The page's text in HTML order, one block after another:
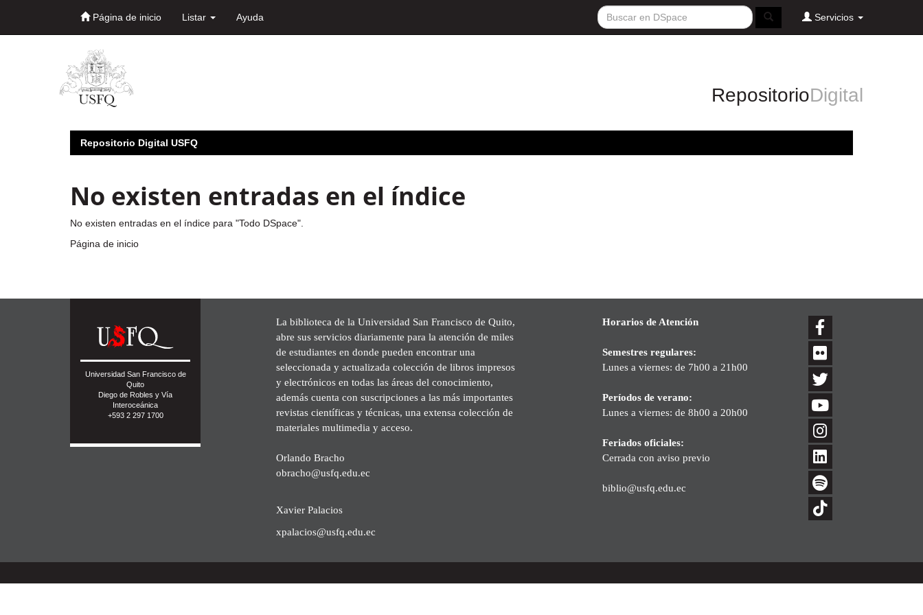
Página de inicio Listar Ayuda Servicios
RepositorioDigital
Repositorio Digital USFQ
No existen entradas en el índice
No existen entradas en el índice para "Todo DSpace".
Página de inicio
Universidad San Francisco de
Quito
Diego de Robles y Vía
Interoceánica
+593 2 297 1700
La biblioteca de la Universidad San Francisco de Quito,
abre sus servicios diariamente para la atención de miles
de estudiantes en donde pueden encontrar una
seleccionada y actualizada colección de libros impresos
y electrónicos en todas las áreas del conocimiento,
además cuenta con suscripciones a las más importantes
revistas científicas y técnicas, una extensa colección de
materiales multimedia y acceso.
Orlando Bracho
obracho@usfq.edu.ec
Xavier Palacios
xpalacios@usfq.edu.ec
Horarios de Atención
Semestres regulares:
Lunes a viernes: de 7h00 a 21h00
Períodos de verano:
Lunes a viernes: de 8h00 a 20h00
Feriados oficiales:
Cerrada con aviso previo
biblio@usfq.edu.ec